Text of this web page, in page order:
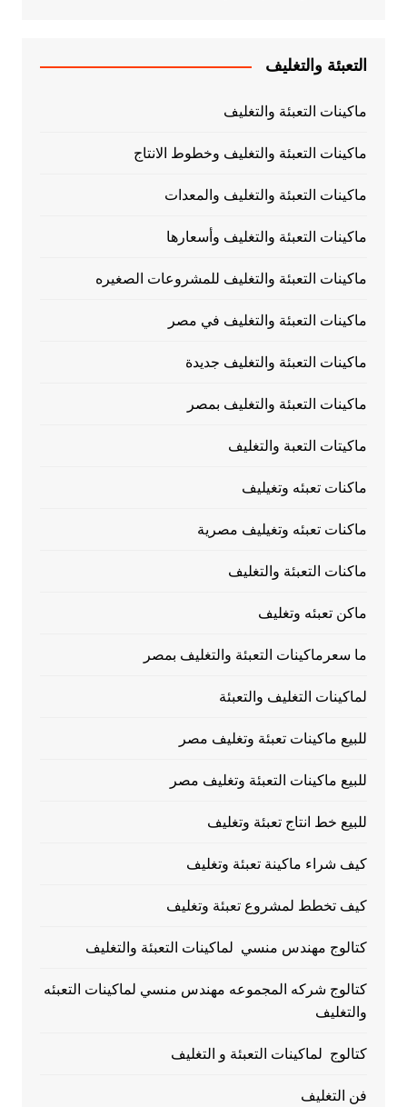
التعبئة والتغليف
ماكينات التعبئة والتغليف
ماكينات التعبئة والتغليف وخطوط الانتاج
ماكينات التعبئة والتغليف والمعدات
ماكينات التعبئة والتغليف وأسعارها
ماكينات التعبئة والتغليف للمشروعات الصغيره
ماكينات التعبئة والتغليف في مصر
ماكينات التعبئة والتغليف جديدة
ماكينات التعبئة والتغليف بمصر
ماكيتات التعبة والتغليف
ماكنات تعبئه وتغيليف
ماكنات تعبئه وتغيليف مصرية
ماكنات التعبئة والتغليف
ماكن تعبئه وتغليف
ما سعرماكينات التعبئة والتغليف بمصر
لماكينات التغليف والتعبئة
للبيع ماكينات تعبئة وتغليف مصر
للبيع ماكينات التعبئة وتغليف مصر
للبيع خط انتاج تعبئة وتغليف
كيف شراء ماكينة تعبئة وتغليف
كيف تخطط لمشروع تعبئة وتغليف
كتالوج مهندس منسي لماكينات التعبئة والتغليف
كتالوج شركه المجموعه مهندس منسي لماكينات التعبئه
والتغليف
كتالوج لماكينات التعبئة و التغليف
فن التغليف